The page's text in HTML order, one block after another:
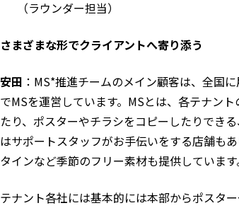
（ラウンダー担当）
さまざまな形でクライアントへ寄り添う
安田 ：MS*推進チームのメイン顧客は、全国
でMSを運営しています。MSとは、各テナン
たり、ポスターやチラシをコピーしたりでき
はサポートスタッフがお手伝いをする店舗も
タインなど季節のフリー素材も提供しています
テナント各社には基本的には本部からポスタ